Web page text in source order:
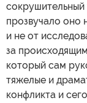
прозвучало оно
и не от
за
который сам
тяжелые и
конфликта и